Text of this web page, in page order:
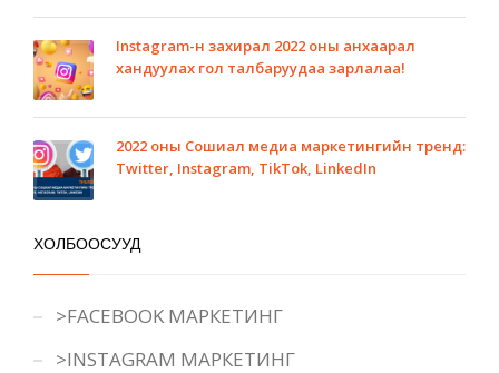
Instagram-н захирал 2022 оны анхаарал
хандуулах гол талбаруудаа зарлалаа!
2022 оны Сошиал медиа маркетингийн тренд:
Twitter, Instagram, TikTok, LinkedIn
ХОЛБООСУУД
>FACEBOOK МАРКЕТИНГ
>INSTAGRAM МАРКЕТИНГ